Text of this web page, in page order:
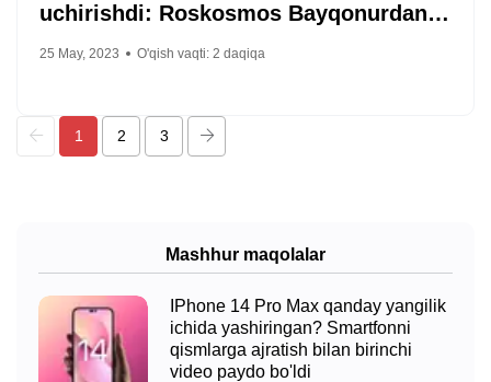
uchirishdi: Roskosmos Bayqonurdan
uchirdi.
25 May, 2023 O'qish vaqti: 2 daqiqa
1 2 3
Mashhur maqolalar
IPhone 14 Pro Max qanday yangilik
ichida yashiringan? Smartfonni
qismlarga ajratish bilan birinchi
video paydo bo'ldi